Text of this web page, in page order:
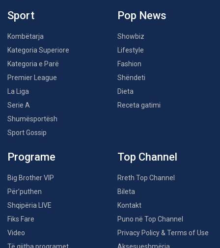
Sport
Kombëtarja
Kategoria Superiore
Kategoria e Parë
Premier League
La Liga
Serie A
Shumësportësh
Sport Gossip
Pop News
Showbiz
Lifestyle
Fashion
Shëndeti
Dieta
Receta gatimi
Programe
Big Brother VIP
Për’puthen
Shqipëria LIVE
Fiks Fare
Video
Top Channel
Rreth Top Channel
Bileta
Kontakt
Puno në Top Channel
Privacy Policy & Terms of Use